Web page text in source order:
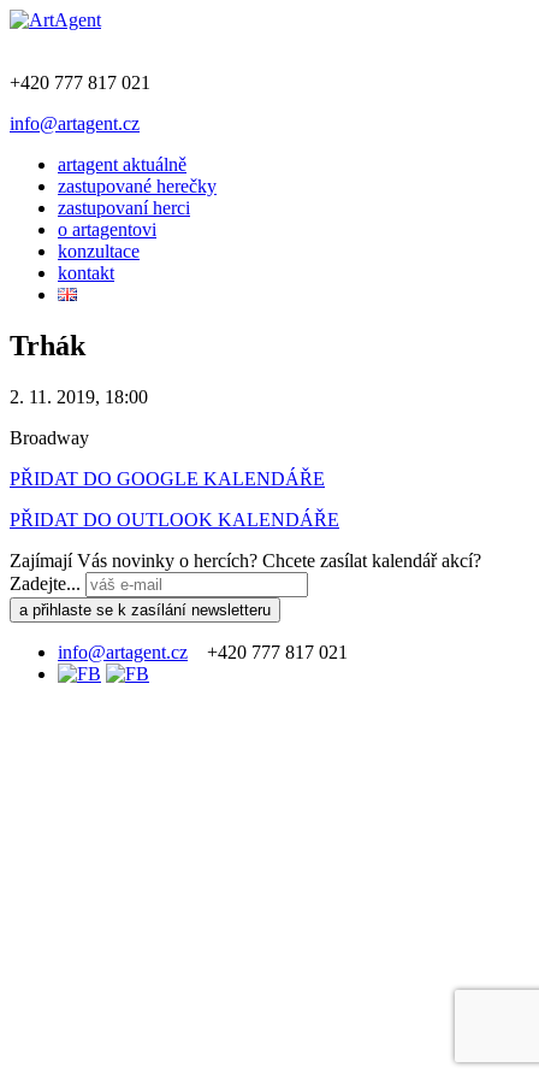
+420 777 817 021
info@artagent.cz
artagent aktuálně
zastupované herečky
zastupovaní herci
o artagentovi
konzultace
kontakt
Trhák
2. 11. 2019, 18:00
Broadway
PŘIDAT DO GOOGLE KALENDÁŘE
PŘIDAT DO OUTLOOK KALENDÁŘE
Zajímají Vás novinky o hercích? Chcete zasílat kalendář akcí?
Zadejte...
info@artagent.cz +420 777 817 021